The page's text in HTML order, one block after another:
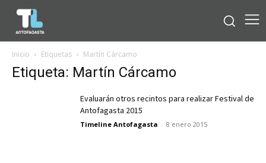
Inicio Etiquetas Martín Cárcamo
Etiqueta: Martín Cárcamo
Evaluarán otros recintos para realizar Festival de
Antofagasta 2015
Timeline Antofagasta - 8 enero 2015